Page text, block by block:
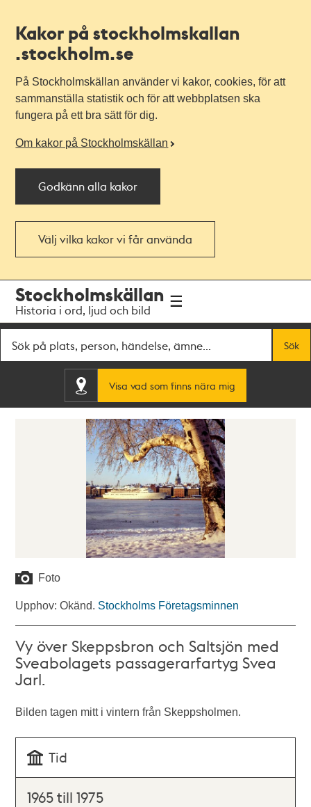
Kakor på stockholmskallan
.stockholm.se
På Stockholmskällan använder vi kakor, cookies, för att
sammanställa statistik och för att webbplatsen ska
fungera på ett bra sätt för dig.
Om kakor på Stockholmskällan
Godkänn alla kakor
Välj vilka kakor vi får använda
navigationen
huvudinnehållet
Stockholmskällan
Historia i ord, ljud och bild
Sök
Visa vad som finns nära mig
Foto
Upphov: Okänd. Stockholms Företagsminnen
Vy över Skeppsbron och Saltsjön med
Sveabolagets passagerarfartyg Svea
Jarl.
Bilden tagen mitt i vintern från Skeppsholmen.
Tid
1965 till 1975